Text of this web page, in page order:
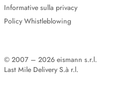
Informative sulla privacy
Policy Whistleblowing
© 2007 – 2026 eismann s.r.l.
Last Mile Delivery S.à r.l.